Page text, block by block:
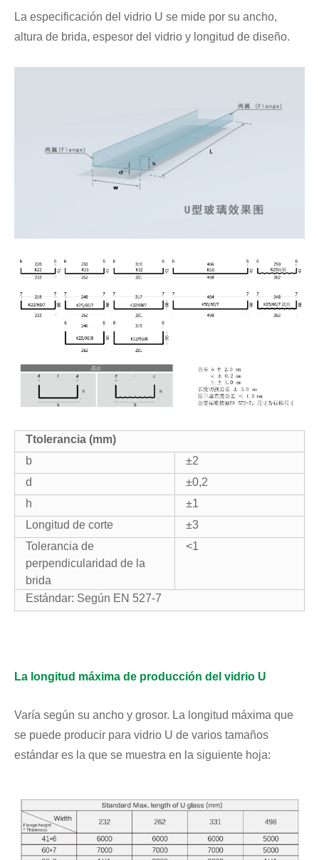
La especificación del vidrio U se mide por su ancho,
altura de brida, espesor del vidrio y longitud de diseño.
Ttolerancia (mm)
b
±2
d
±0,2
h
±1
Longitud de corte
±3
Tolerancia de
perpendicularidad de la
brida
<1
Estándar: Según EN 527-7
La longitud máxima de producción del vidrio U
Varía según su ancho y grosor. La longitud máxima que
se puede producir para vidrio U de varios tamaños
estándar es la que se muestra en la siguiente hoja: